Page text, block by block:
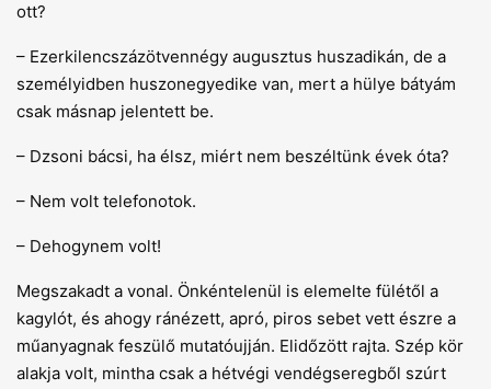
ott?
– Ezerkilencszázötvennégy augusztus huszadikán, de a
személyidben huszonegyedike van, mert a hülye bátyám
csak másnap jelentett be.
– Dzsoni bácsi, ha élsz, miért nem beszéltünk évek óta?
– Nem volt telefonotok.
– Dehogynem volt!
Megszakadt a vonal. Önkéntelenül is elemelte fülétől a
kagylót, és ahogy ránézett, apró, piros sebet vett észre a
műanyagnak feszülő mutatóujján. Elidőzött rajta. Szép kör
alakja volt, mintha csak a hétvégi vendégseregből szúrt